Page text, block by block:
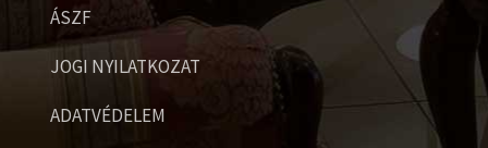
ÁSZF
JOGI NYILATKOZAT
ADATVÉDELEM